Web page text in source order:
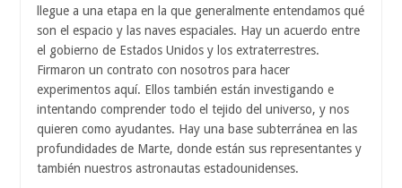
llegue a una etapa en la que generalmente entendamos qué
son el espacio y las naves espaciales. Hay un acuerdo entre
el gobierno de Estados Unidos y los extraterrestres.
Firmaron un contrato con nosotros para hacer
experimentos aquí. Ellos también están investigando e
intentando comprender todo el tejido del universo, y nos
quieren como ayudantes. Hay una base subterránea en las
profundidades de Marte, donde están sus representantes y
también nuestros astronautas estadounidenses.